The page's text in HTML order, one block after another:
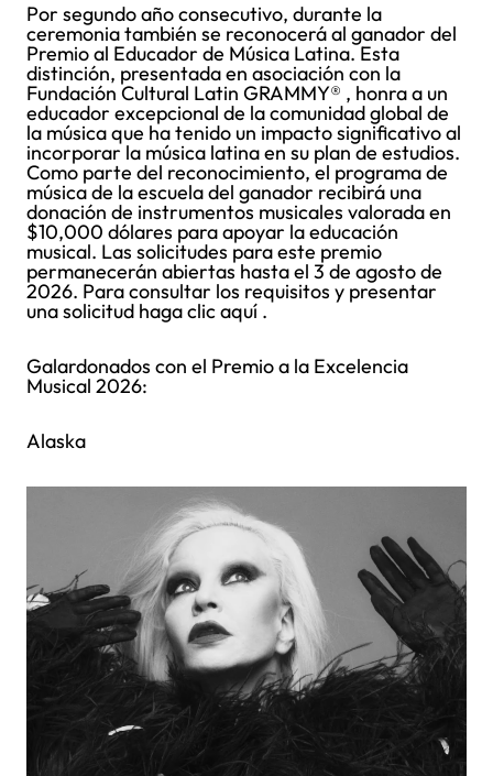
Por segundo año consecutivo, durante la
ceremonia también se reconocerá al ganador del
Premio al Educador de Música Latina. Esta
distinción, presentada en asociación con la
Fundación Cultural Latin GRAMMY® , honra a un
educador excepcional de la comunidad global de
la música que ha tenido un impacto significativo al
incorporar la música latina en su plan de estudios.
Como parte del reconocimiento, el programa de
música de la escuela del ganador recibirá una
donación de instrumentos musicales valorada en
$10,000 dólares para apoyar la educación
musical. Las solicitudes para este premio
permanecerán abiertas hasta el 3 de agosto de
2026. Para consultar los requisitos y presentar
una solicitud haga clic aquí .
Galardonados con el Premio a la Excelencia
Musical 2026:
Alaska